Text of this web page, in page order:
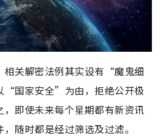
相关解密法例其实设有“魔鬼细
“国家安全”为由，拒绝公开极
即使未来每个星期都有新资讯
随时都是经过筛选及过滤。